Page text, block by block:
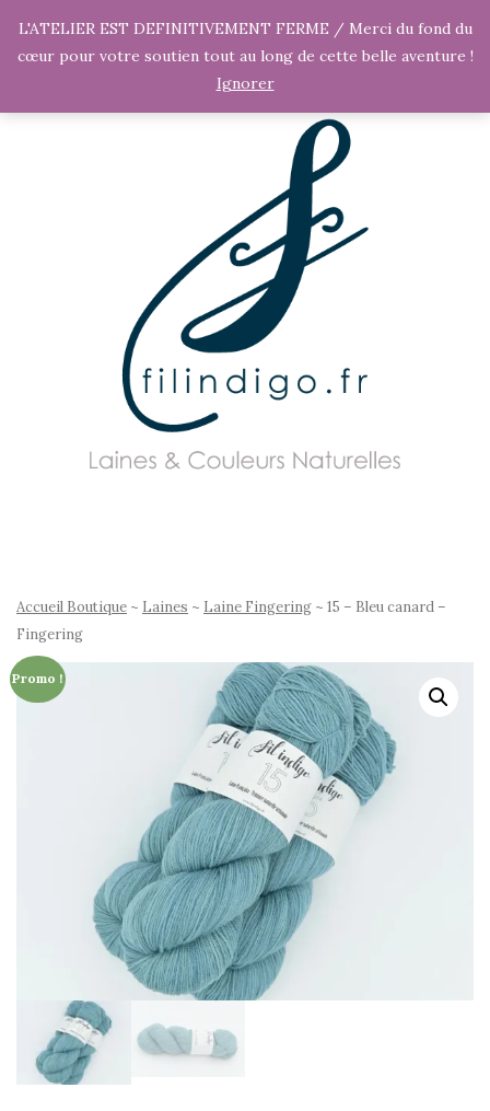
Accueil Boutique ~ Laines ~ Laine Fingering ~ 15 – Bleu canard –
Fingering
Promo !
L'ATELIER EST DEFINITIVEMENT FERME / Merci du fond du
cœur pour votre soutien tout au long de cette belle aventure !
Ignorer